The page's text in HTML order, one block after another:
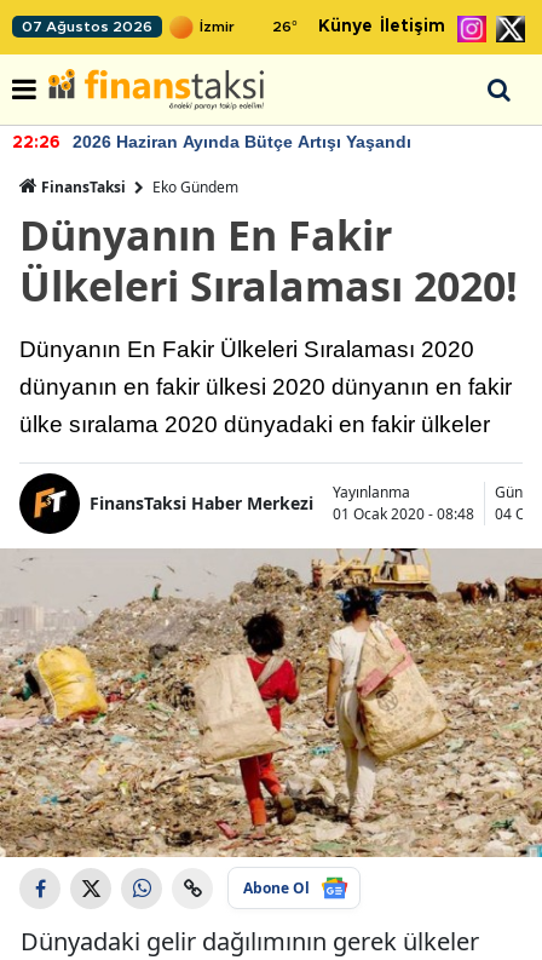
07 Ağustos 2026 26° Künye İletişim
22:26 2026 Haziran Ayında Bütçe Artışı Yaşandı
FinansTaksi Eko Gündem
Dünyanın En Fakir
Ülkeleri Sıralaması 2020!
Dünyanın En Fakir Ülkeleri Sıralaması 2020
dünyanın en fakir ülkesi 2020 dünyanın en fakir
ülke sıralama 2020 dünyadaki en fakir ülkeler
FinansTaksi Haber Merkezi
Yayınlanma
01 Ocak 2020 - 08:48
04
Abone Ol
Dünyadaki gelir dağılımının gerek ülkeler